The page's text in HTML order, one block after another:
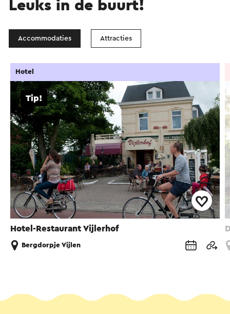
Leuks in de buurt!
Accommodaties Attracties
Hotel-Restaurant Vijlerhof
Tip!
Hotel
Bergdorpje Vijlen